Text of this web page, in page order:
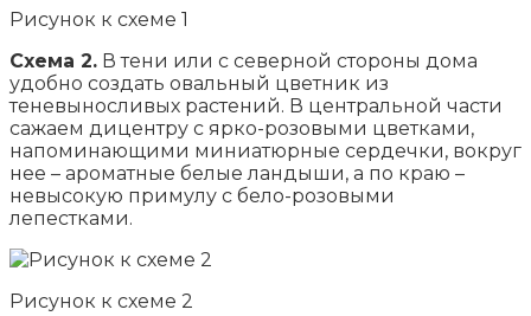
Рисунок к схеме 1
Схема 2. В тени или с северной стороны дома
удобно создать овальный цветник из
теневыносливых растений. В центральной части
сажаем дицентру с ярко-розовыми цветками,
напоминающими миниатюрные сердечки, вокруг
нее – ароматные белые ландыши, а по краю –
невысокую примулу с бело-розовыми
лепестками.
Рисунок к схеме 2